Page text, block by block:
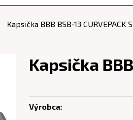
Kapsička BBB BSB-13 CURVEPACK S
Kapsička
Výrobca: